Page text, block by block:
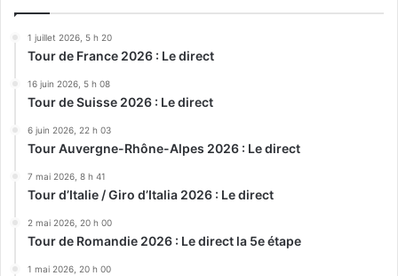
1 juillet 2026, 5 h 20
Tour de France 2026 : Le direct
16 juin 2026, 5 h 08
Tour de Suisse 2026 : Le direct
6 juin 2026, 22 h 03
Tour Auvergne-Rhône-Alpes 2026 : Le direct
7 mai 2026, 8 h 41
Tour d’Italie / Giro d’Italia 2026 : Le direct
2 mai 2026, 20 h 00
Tour de Romandie 2026 : Le direct la 5e étape
1 mai 2026, 20 h 00